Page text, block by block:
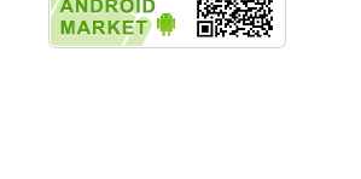
公告董事會決議發行員
工認股權